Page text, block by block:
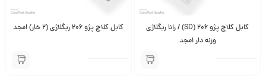
کابل کلاچ پژو 206 (SD) / رانا ریگلاژی
وزنه دار امجد
کابل کلاچ پژو 206 ریگلاژی (2 خار) امجد